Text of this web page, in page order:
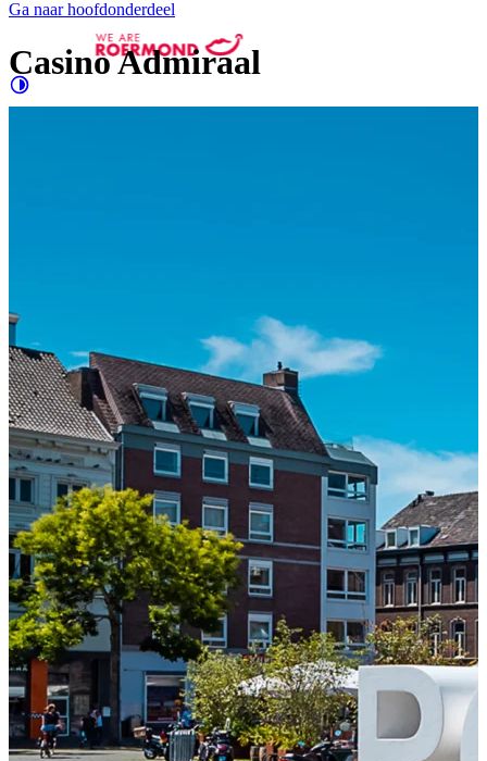
Ga naar hoofdonderdeel
Essen und Trinken
Casino Admiraal